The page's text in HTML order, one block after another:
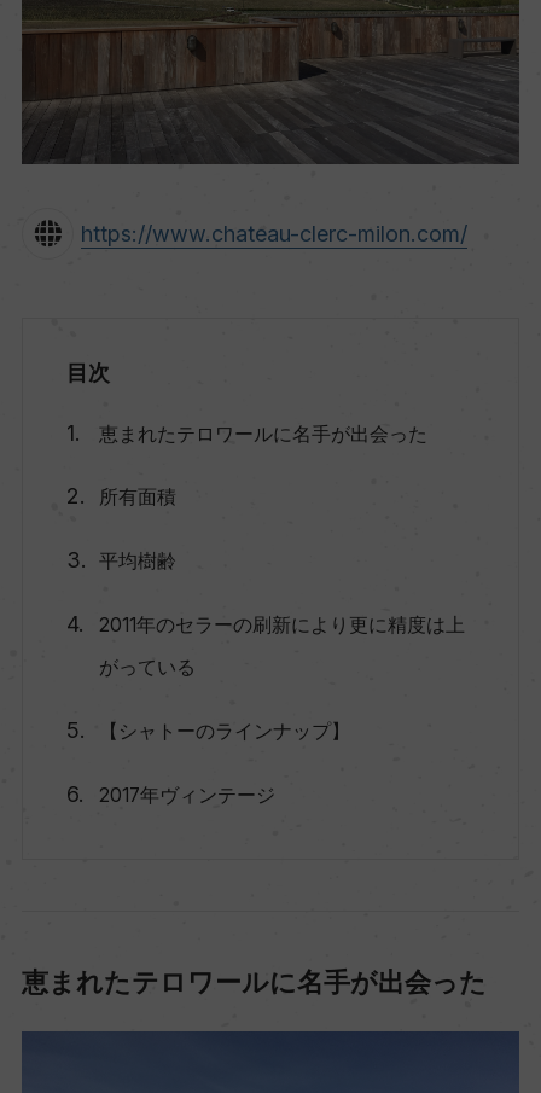
https://www.chateau-clerc-milon.com/
目次
恵まれたテロワールに名手が出会った
所有面積
平均樹齢
2011年のセラーの刷新により更に精度は上
がっている
【シャトーのラインナップ】
2017年ヴィンテージ
恵まれたテロワールに名手が出会った